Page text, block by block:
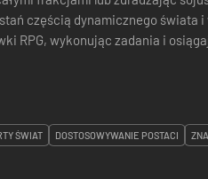
częścią dynamicznego świata i wpłyń
RPG, wykonując zadania i
ŚWIAT DOSTOSOWYWANIE POSTACI